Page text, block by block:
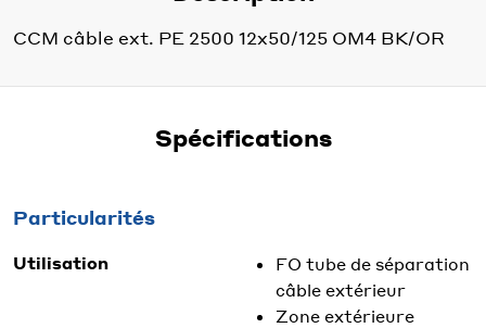
CCM câble ext. PE 2500 12x50/125 OM4 BK/OR
Spécifications
Particularités
Utilisation
FO tube de séparation
câble extérieur
Zone extérieure